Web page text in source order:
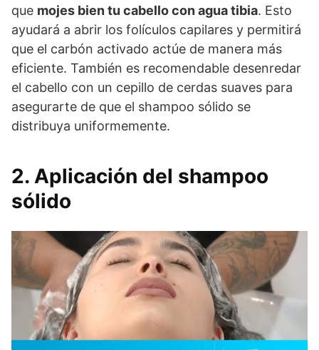
que mojes bien tu cabello con agua tibia. Esto
ayudará a abrir los folículos capilares y permitirá
que el carbón activado actúe de manera más
eficiente. También es recomendable desenredar
el cabello con un cepillo de cerdas suaves para
asegurarte de que el shampoo sólido se
distribuya uniformemente.
2. Aplicación del shampoo
sólido